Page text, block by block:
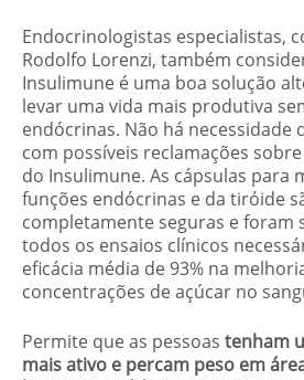
Endocrinologistas especialistas,
Rodolfo Lorenzi, também
Insulimune é uma boa solução
levar uma vida mais produtiva
endócrinas. Não há necessidade
com possíveis reclamações
do Insulimune. As cápsulas para
funções endócrinas e da tiróide
completamente seguras e foram
todos os ensaios clínicos
eficácia média de 93% na
concentrações de açúcar no
Permite que as pessoas tenham
mais ativo e percam peso em